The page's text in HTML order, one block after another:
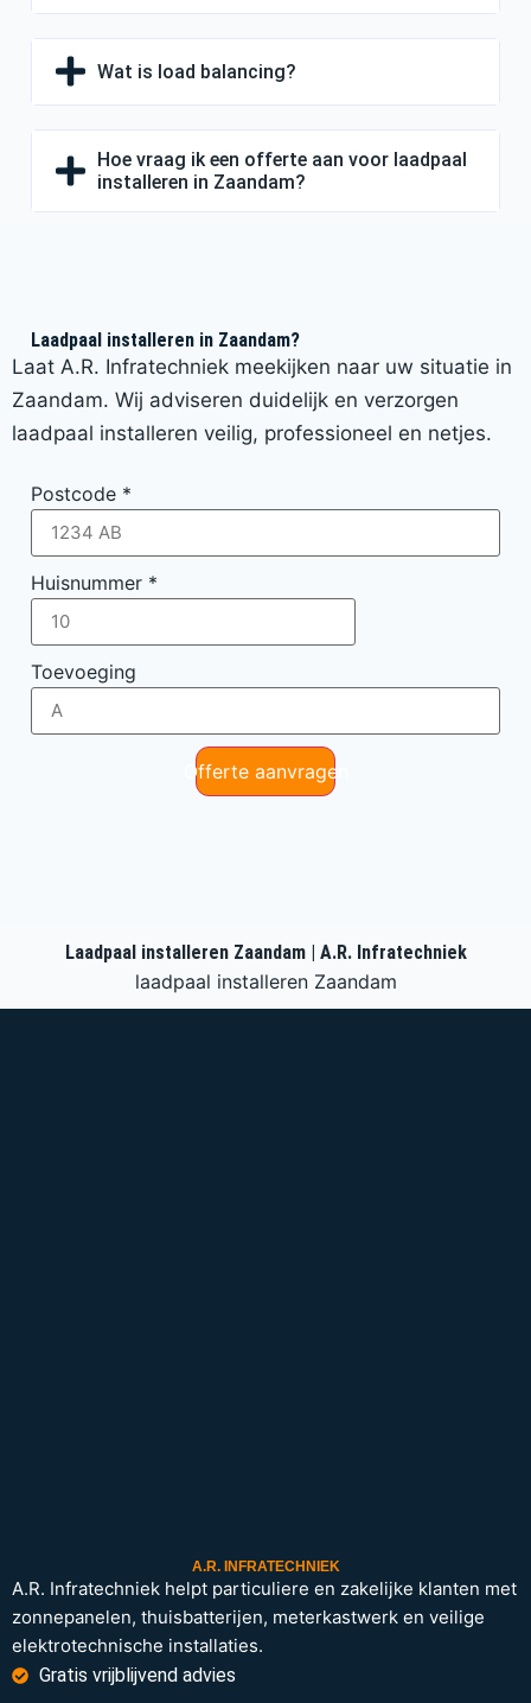
Wat is load balancing?
Hoe vraag ik een offerte aan voor laadpaal
installeren in Zaandam?
Laadpaal installeren in Zaandam?
Laat A.R. Infratechniek meekijken naar uw situatie in
Zaandam. Wij adviseren duidelijk en verzorgen
laadpaal installeren veilig, professioneel en netjes.
Postcode *
Huisnummer *
Toevoeging
Offerte aanvragen
Laadpaal installeren Zaandam | A.R. Infratechniek
laadpaal installeren Zaandam
A.R. INFRATECHNIEK
A.R. Infratechniek helpt particuliere en zakelijke klanten met
zonnepanelen, thuisbatterijen, meterkastwerk en veilige
elektrotechnische installaties.
Gratis vrijblijvend advies